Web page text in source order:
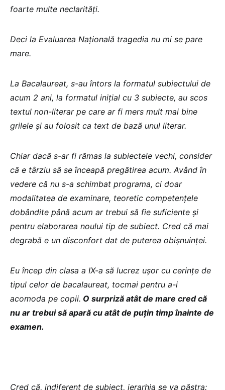
foarte multe neclarități.
Deci la Evaluarea Națională tragedia nu mi se pare
mare.
La Bacalaureat, s-au întors la formatul subiectului de
acum 2 ani, la formatul inițial cu 3 subiecte, au scos
textul non-literar pe care ar fi mers mult mai bine
grilele și au folosit ca text de bază unul literar.
Chiar dacă s-ar fi rămas la subiectele vechi, consider
că e târziu să se înceapă pregătirea acum. Având în
vedere că nu s-a schimbat programa, ci doar
modalitatea de examinare, teoretic competențele
dobândite până acum ar trebui să fie suficiente și
pentru elaborarea noului tip de subiect. Cred că mai
degrabă e un disconfort dat de puterea obișnuinței.
Eu încep din clasa a IX-a să lucrez ușor cu cerințe de
tipul celor de bacalaureat, tocmai pentru a-i
acomoda pe copii. O surpriză atât de mare cred că
nu ar trebui să apară cu atât de puțin timp înainte de
examen.
Cred că, indiferent de subiect, ierarhia se va păstra: